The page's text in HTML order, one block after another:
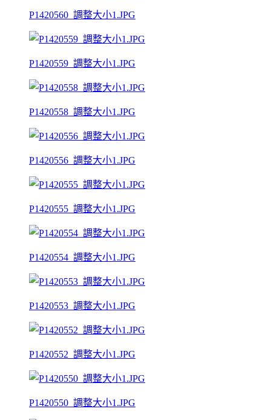
P1420560_調整大小1.JPG
P1420559_調整大小1.JPG
P1420558_調整大小1.JPG
P1420556_調整大小1.JPG
P1420555_調整大小1.JPG
P1420554_調整大小1.JPG
P1420553_調整大小1.JPG
P1420552_調整大小1.JPG
P1420550_調整大小1.JPG